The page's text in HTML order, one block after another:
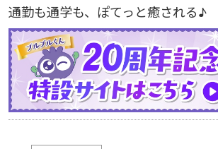
通勤も通学も、ぽてっと癒される♪